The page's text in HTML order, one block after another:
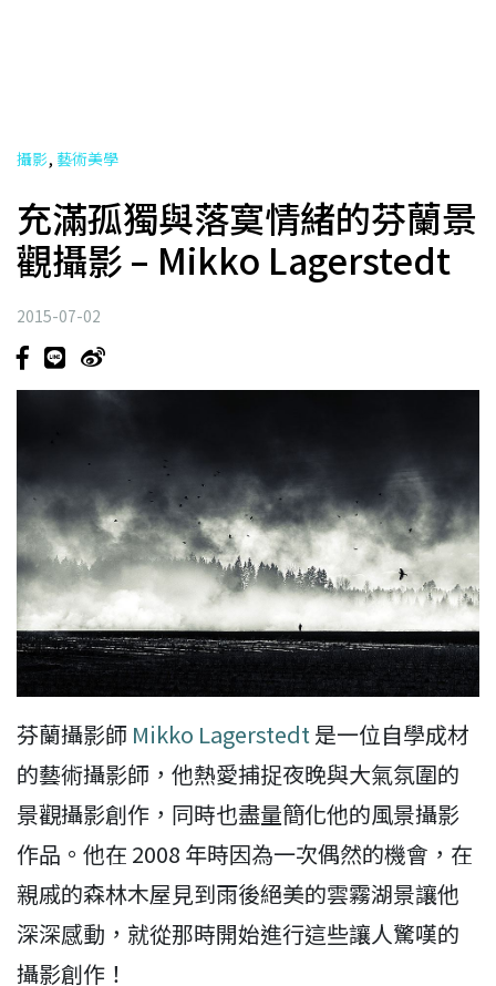
攝影, 藝術美學
充滿孤獨與落寞情緒的芬蘭景
觀攝影 – Mikko Lagerstedt
2015-07-02
芬蘭攝影師 Mikko Lagerstedt 是一位自學成材
的藝術攝影師，他熱愛捕捉夜晚與大氣氛圍的
景觀攝影創作，同時也盡量簡化他的風景攝影
作品。他在 2008 年時因為一次偶然的機會，在
親戚的森林木屋見到雨後絕美的雲霧湖景讓他
深深感動，就從那時開始進行這些讓人驚嘆的
攝影創作！